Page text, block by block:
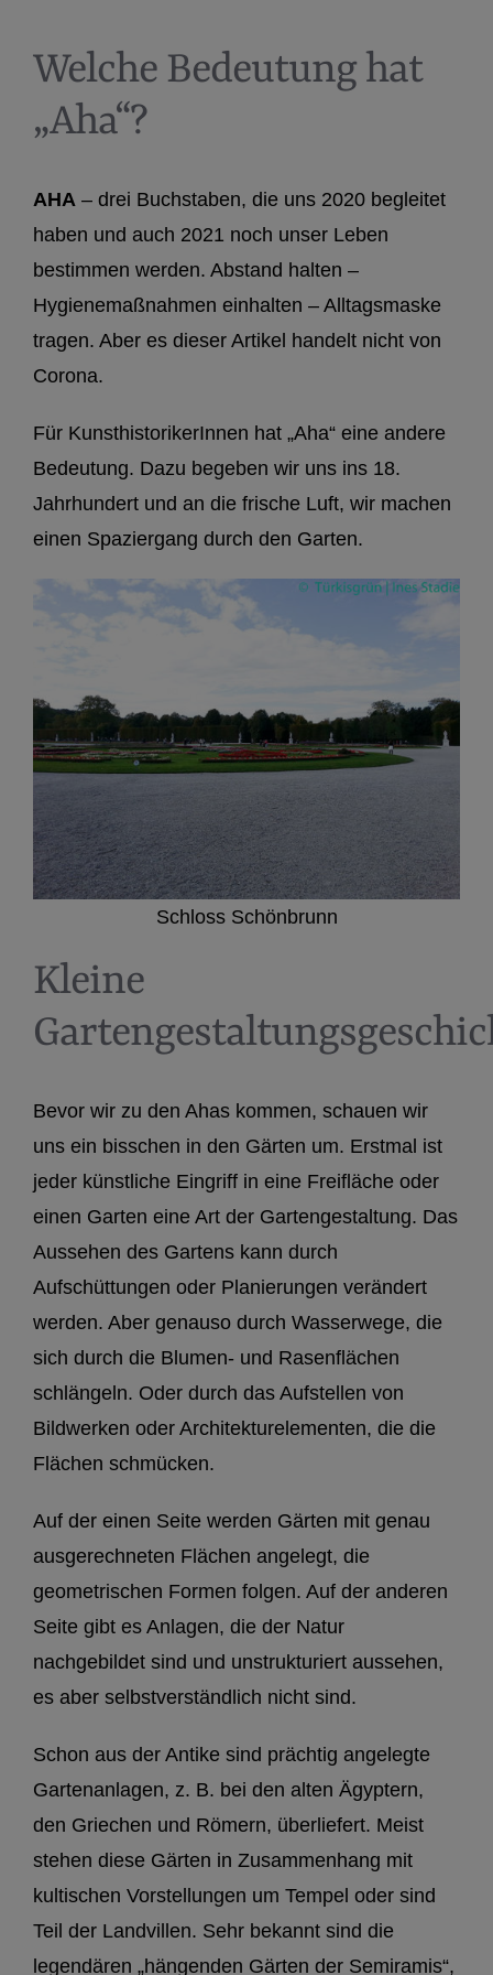
Welche Bedeutung hat
„Aha“?
AHA – drei Buchstaben, die uns 2020 begleitet
haben und auch 2021 noch unser Leben
bestimmen werden. Abstand halten –
Hygienemaßnahmen einhalten – Alltagsmaske
tragen. Aber es dieser Artikel handelt nicht von
Corona.
Für KunsthistorikerInnen hat „Aha“ eine andere
Bedeutung. Dazu begeben wir uns ins 18.
Jahrhundert und an die frische Luft, wir machen
einen Spaziergang durch den Garten.
Schloss Schönbrunn
Kleine
Bevor wir zu den Ahas kommen, schauen wir
uns ein bisschen in den Gärten um. Erstmal ist
jeder künstliche Eingriff in eine Freifläche oder
einen Garten eine Art der Gartengestaltung. Das
Aussehen des Gartens kann durch
Aufschüttungen oder Planierungen verändert
werden. Aber genauso durch Wasserwege, die
sich durch die Blumen- und Rasenflächen
schlängeln. Oder durch das Aufstellen von
Bildwerken oder Architekturelementen, die die
Flächen schmücken.
Auf der einen Seite werden Gärten mit genau
ausgerechneten Flächen angelegt, die
geometrischen Formen folgen. Auf der anderen
Seite gibt es Anlagen, die der Natur
nachgebildet sind und unstrukturiert aussehen,
es aber selbstverständlich nicht sind.
Schon aus der Antike sind prächtig angelegte
Gartenanlagen, z. B. bei den alten Ägyptern,
den Griechen und Römern, überliefert. Meist
stehen diese Gärten in Zusammenhang mit
kultischen Vorstellungen um Tempel oder sind
Teil der Landvillen. Sehr bekannt sind die
legendären „hängenden Gärten der Semiramis“,